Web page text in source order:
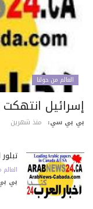
العالم من حولنا
انتهكت
بي سي: منذ شهرين
تبلور
العالم من
بي بي